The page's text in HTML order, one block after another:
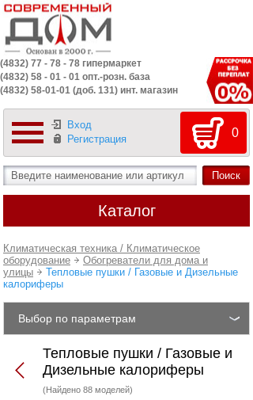
(4832) 77 - 78 - 78 гипермаркет
(4832) 58 - 01 - 01 опт.-розн. база
(4832) 58-01-01 (доб. 131) инт. магазин
Вход
Регистрация
0
Каталог
Климатическая техника / Климатическое
оборудование
Обогреватели для дома и
улицы
Тепловые пушки / Газовые и Дизельные
калориферы
Выбор по параметрам
Тепловые пушки / Газовые и
Дизельные калориферы
(Найдено 88 моделей)